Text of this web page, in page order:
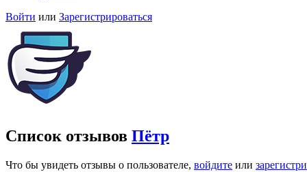
Войти или Зарегистрироваться
Список отзывов Пётр
Что бы увидеть отзывы о пользователе, войдите или